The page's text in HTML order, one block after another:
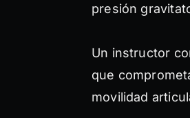
presión
Un instructor
que
movilidad